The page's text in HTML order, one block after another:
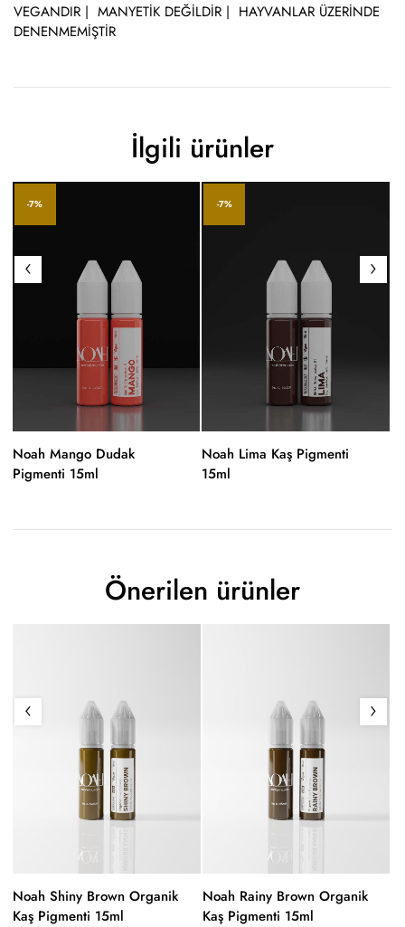
VEGANDIR | MANYETİK DEĞİLDİR | HAYVANLAR ÜZERİNDE
DENENMEMİŞTİR
İlgili ürünler
-7%
Noah Mango Dudak
Pigmenti 15ml
-7%
Noah Lima Kaş Pigmenti
15ml
Önerilen ürünler
Noah Shiny Brown Organik
Kaş Pigmenti 15ml
Noah Rainy Brown Organik
Kaş Pigmenti 15ml